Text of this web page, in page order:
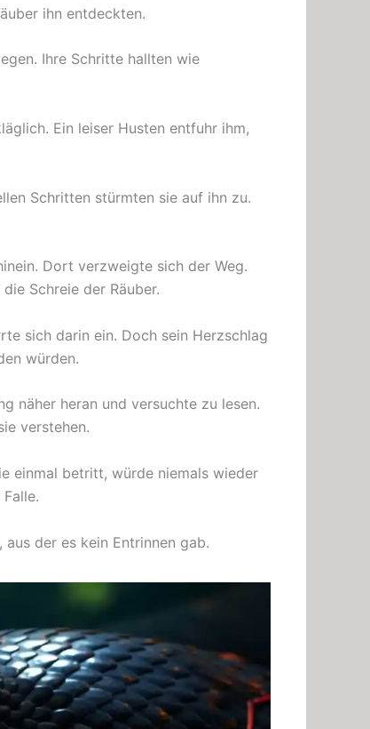
ihn entdeckten.
Ihre Schritte hallten wie
Ein leiser Husten entfuhr ihm,
Schritten stürmten sie auf ihn zu.
Dort verzweigte sich der Weg.
Schreie der Räuber.
sich darin ein. Doch sein Herzschlag
würden.
näher heran und versuchte zu lesen.
verstehen.
einmal betritt, würde niemals wieder
der es kein Entrinnen gab.